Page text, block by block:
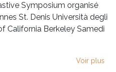
Symposium organisé
St. Denis Università degli
California Berkeley Samedi
Voir plus